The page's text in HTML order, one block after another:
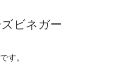
ビネガー
す。